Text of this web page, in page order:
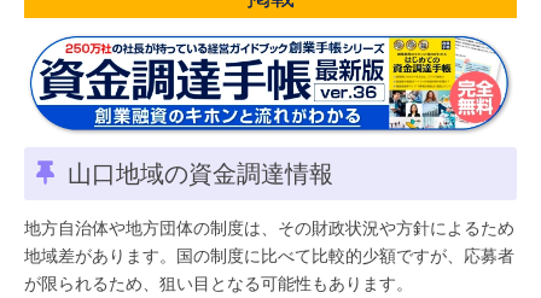
山口地域の資金調達情報
地方自治体や地方団体の制度は、その財政状況や方針によるため
地域差があります。国の制度に比べて比較的少額ですが、応募者
が限られるため、狙い目となる可能性もあります。